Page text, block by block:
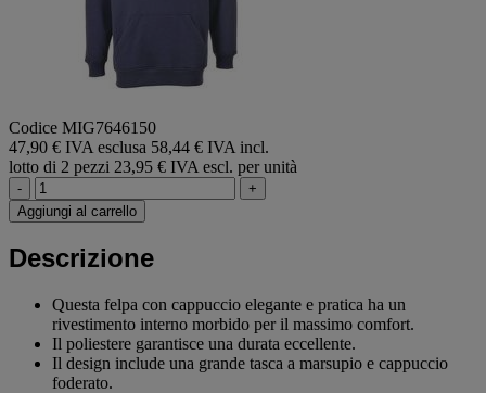
Codice MIG7646150
47,90 € IVA esclusa 58,44 € IVA incl.
lotto di 2 pezzi 23,95 € IVA escl. per unità
-
+
Aggiungi al carrello
Descrizione
Questa felpa con cappuccio elegante e pratica ha un
rivestimento interno morbido per il massimo comfort.
Il poliestere garantisce una durata eccellente.
Il design include una grande tasca a marsupio e cappuccio
foderato.